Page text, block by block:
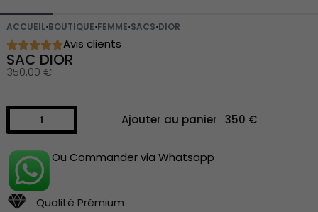
ACCUEIL›BOUTIQUE›FEMME›SACS›DIOR
Avis clients
SAC DIOR
350,00 €
Ajouter au panier
Ou Commander via Whatsapp
Qualité Prémium